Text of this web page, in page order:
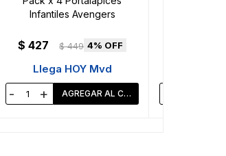
Infantiles Avengers
$ 427 $ 449 4
Llega HOY Mvd
- +